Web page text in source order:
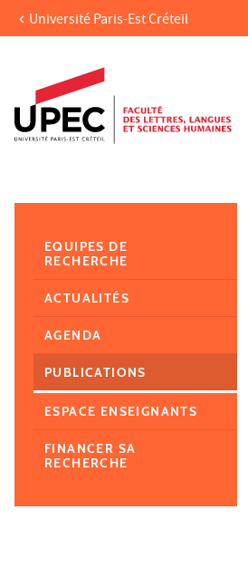
Aller au contenu
Accès directs
Recherche
Navigation secondaire
Université Paris-Est Créteil
EQUIPES DE
RECHERCHE
ACTUALITÉS
AGENDA
PUBLICATIONS
ESPACE ENSEIGNANTS
FINANCER SA
RECHERCHE